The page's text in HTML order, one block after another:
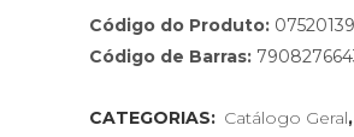
Código do Produto:
Código de Barras:
CATEGORIAS: Catálogo Geral,